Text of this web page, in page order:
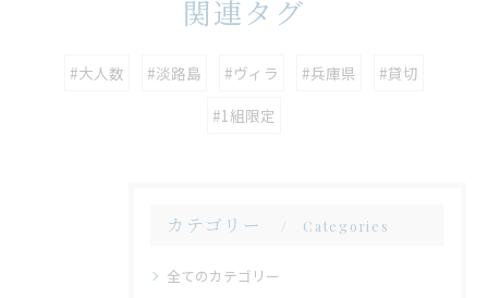
関連タグ
#大人数 #淡路島 #ヴィラ #兵庫県
#貸切
#1組限定
カテゴリー Categories
全てのカテゴリー